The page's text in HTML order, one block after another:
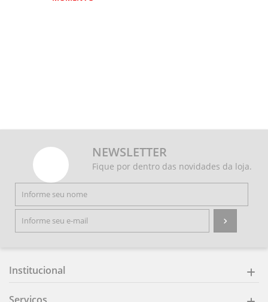
NEWSLETTER
Fique por dentro das novidades da loja.
Institucional